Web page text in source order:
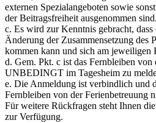
externen Spezialangeboten sowie
der Beitragsfreiheit ausgenommen sind.
c. Es wird zur Kenntnis gebracht,
Änderung der Zusammensetzung des
kommen kann und sich am jeweiligen
d. Gem. Pkt. c ist das Fernbleiben von
UNBEDINGT im Tagesheim zu
e. Die Anmeldung ist verbindlich und
Fernbleiben von der Ferienbetreuung
Für weitere Rückfragen steht Ihnen
zur Verfügung.